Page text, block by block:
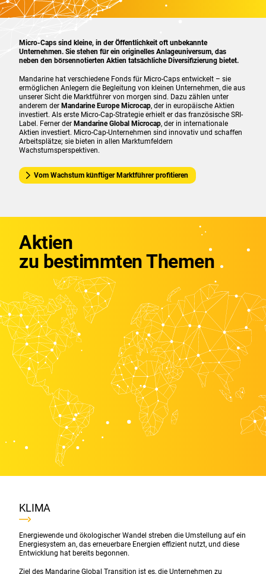
Micro-Caps sind kleine, in der Öffentlichkeit oft unbekannte
Unternehmen. Sie stehen für ein originelles Anlageuniversum, das
neben den börsennotierten Aktien tatsächliche Diversifizierung bietet.
Mandarine hat verschiedene Fonds für Micro-Caps entwickelt – sie
ermöglichen Anlegern die Begleitung von kleinen Unternehmen, die aus
unserer Sicht die Marktführer von morgen sind. Dazu zählen unter
anderem der Mandarine Europe Microcap, der in europäische Aktien
investiert. Als erste Micro-Cap-Strategie erhielt er das französische SRI-
Label. Ferner der Mandarine Global Microcap, der in internationale
Aktien investiert. Micro-Cap-Unternehmen sind innovativ und schaffen
Arbeitsplätze; sie bieten in allen Marktumfeldern
Wachstumsperspektiven.
Vom Wachstum künftiger Marktführer profitieren
Aktien
zu bestimmten Themen
KLIMA
Energiewende und ökologischer Wandel streben die Umstellung auf ein
Energiesystem an, das erneuerbare Energien effizient nutzt, und diese
Entwicklung hat bereits begonnen.
Ziel des Mandarine Global Transition ist es, die Unternehmen zu